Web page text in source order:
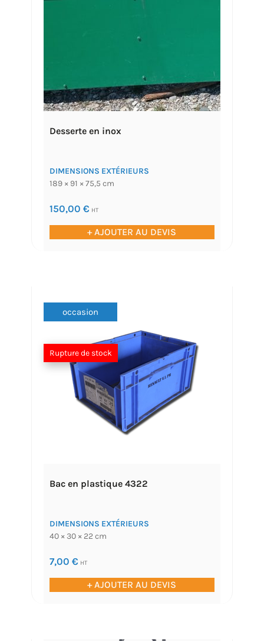
Desserte en inox
DIMENSIONS EXTÉRIEURS
189 × 91 × 75,5 cm
150,00 € HT
+ AJOUTER AU DEVIS
occasion
Rupture de stock
Bac en plastique 4322
DIMENSIONS EXTÉRIEURS
40 × 30 × 22 cm
7,00 € HT
+ AJOUTER AU DEVIS